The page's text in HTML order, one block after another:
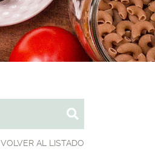
VOLVER AL LISTADO